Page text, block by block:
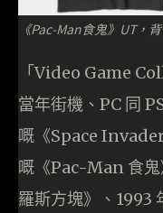
《Pac-Man食鬼》UT，
「Video Game
當年街機、PC 同
嘅《Space
嘅《Pac-Man 食
羅斯方塊》、